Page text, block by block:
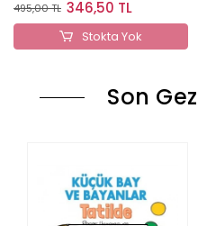
495,00 TL 346,50 TL
Stokta Yok
Son